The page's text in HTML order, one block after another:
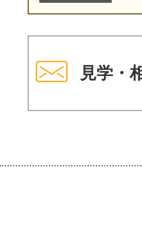
見学・